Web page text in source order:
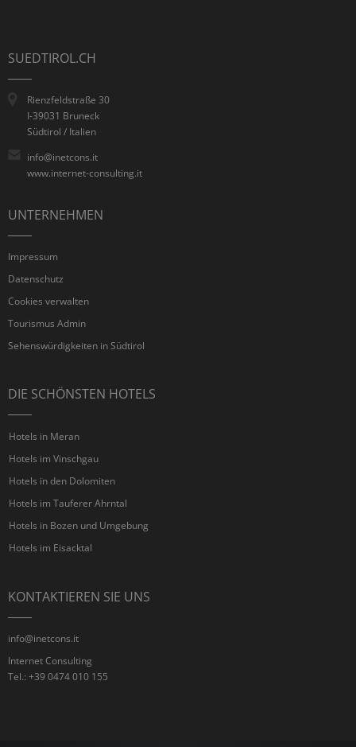
SUEDTIROL.CH
Rienzfeldstraße 30
I-39031 Bruneck
Südtirol / Italien
info@inetcons.it
www.internet-consulting.it
UNTERNEHMEN
Impressum
Datenschutz
Cookies verwalten
Tourismus Admin
Sehenswürdigkeiten in Südtirol
DIE SCHÖNSTEN HOTELS
Hotels in Meran
Hotels im Vinschgau
Hotels in den Dolomiten
Hotels im Tauferer Ahrntal
Hotels in Bozen und Umgebung
Hotels im Eisacktal
KONTAKTIEREN SIE UNS
info@inetcons.it
Internet Consulting
Tel.: +39 0474 010 155